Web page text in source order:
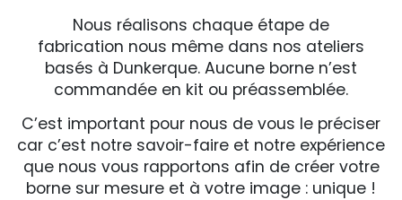
Nous réalisons chaque étape de
fabrication nous même dans nos ateliers
basés à Dunkerque. Aucune borne n’est
commandée en kit ou préassemblée.
C’est important pour nous de vous le préciser
car c’est notre savoir-faire et notre expérience
que nous vous rapportons afin de créer votre
borne sur mesure et à votre image : unique !